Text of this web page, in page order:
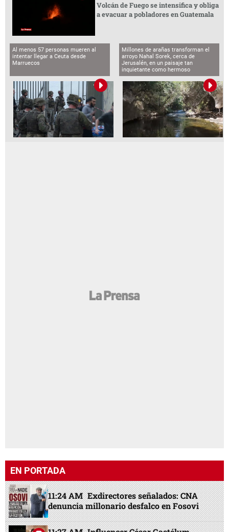
Volcán de Fuego se intensifica y obliga
a evacuar a pobladores en Guatemala
Al menos 57 personas mueren al
intentar llegar a Ceuta desde
Marruecos
Millones de arañas transforman el
arroyo Nahal Sorek, cerca de
Jerusalén, en un paisaje tan
inquietante como hermoso
EN PORTADA
11:24 AM Exdirectores señalados: CNA
denuncia millonario desfalco en Fosovi